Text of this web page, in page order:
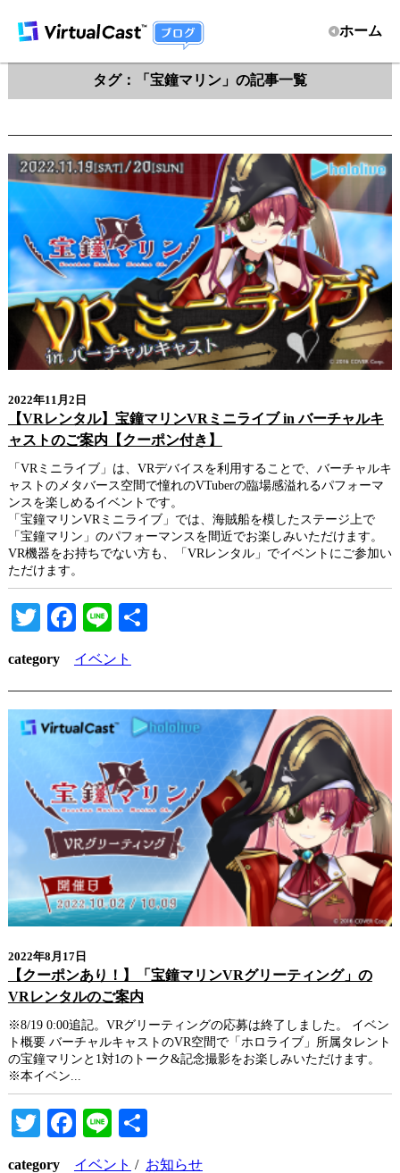
ホーム
タグ：「宝鐘マリン」の記事一覧
2022年11月2日
【VRレンタル】宝鐘マリンVRミニライブ in バーチャルキ
ャストのご案内【クーポン付き】
「VRミニライブ」は、VRデバイスを利用することで、バーチャルキ
ャストのメタバース空間で憧れのVTuberの臨場感溢れるパフォーマ
ンスを楽しめるイベントです。
「宝鐘マリンVRミニライブ」では、海賊船を模したステージ上で
「宝鐘マリン」のパフォーマンスを間近でお楽しみいただけます。
VR機器をお持ちでない方も、「VRレンタル」でイベントにご参加い
ただけます。
TwitterFacebook
Line
category イベント
2022年8月17日
【クーポンあり！】「宝鐘マリンVRグリーティング」の
VRレンタルのご案内
※8/19 0:00追記。VRグリーティングの応募は終了しました。 イベン
ト概要 バーチャルキャストのVR空間で「ホロライブ」所属タレント
の宝鐘マリンと1対1のトーク&記念撮影をお楽しみいただけます。
※本イベン...
Twitter
Facebook
Line共
有
category イベント / お知らせ